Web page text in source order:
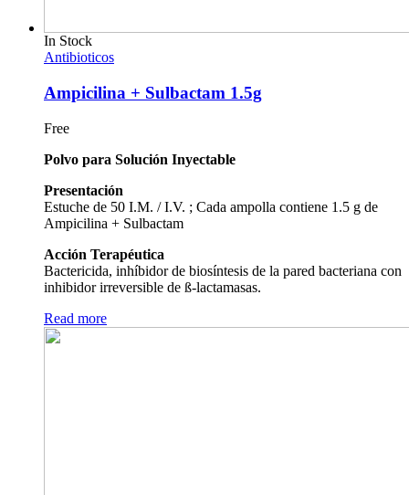
In Stock
Antibioticos
Ampicilina + Sulbactam 1.5g
Free
Polvo para Solución Inyectable
Presentación
Estuche de 50 I.M. / I.V. ; Cada ampolla contiene 1.5 g de
Ampicilina + Sulbactam
Acción Terapéutica
Bactericida, inhíbidor de biosíntesis de la pared bacteriana con
inhibidor irreversible de ß-lactamasas.
Read more